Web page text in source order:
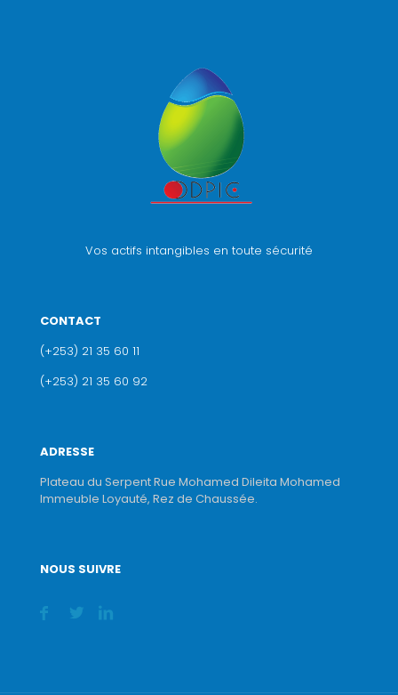
Vos actifs intangibles en toute sécurité
CONTACT
(+253) 21 35 60 11
(+253) 21 35 60 92
ADRESSE
Plateau du Serpent Rue Mohamed Dileita Mohamed
Immeuble Loyauté, Rez de Chaussée.
NOUS SUIVRE